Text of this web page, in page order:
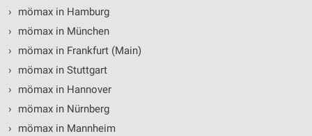
›
mömax in Hamburg
›
mömax in München
›
mömax in Frankfurt (Main)
›
mömax in Stuttgart
›
mömax in Hannover
›
mömax in Nürnberg
›
mömax in Mannheim
Messung der Werbeleistung
Messung der Performance von Inhalten
Analyse von Zielgruppen durch Statistiken oder
Kombinationen von Daten aus verschiedenen
Entwicklung und Verbesserung der Angebote